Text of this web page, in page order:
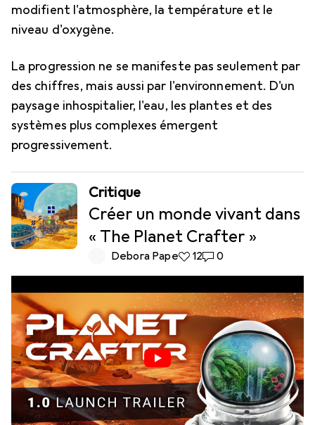
modifient l'atmosphère, la température et le
niveau d'oxygène.
La progression ne se manifeste pas seulement par
des chiffres, mais aussi par l'environnement. D'un
paysage inhospitalier, l'eau, les plantes et des
systèmes plus complexes émergent
progressivement.
Critique
Créer un monde vivant dans
« The Planet Crafter »
Debora Pape12 likes
120 commentaires
0